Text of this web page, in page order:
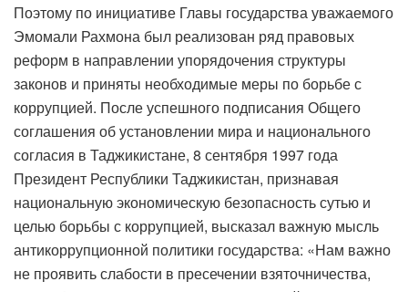
Поэтому по инициативе Главы государства уважаемого
Эмомали Рахмона был реализован ряд правовых
реформ в направлении упорядочения структуры
законов и приняты необходимые меры по борьбе с
коррупцией. После успешного подписания Общего
соглашения об установлении мира и национального
согласия в Таджикистане, 8 сентября 1997 года
Президент Республики Таджикистан, признавая
национальную экономическую безопасность сутью и
целью борьбы с коррупцией, высказал важную мысль
антикоррупционной политики государства: «Нам важно
не проявить слабости в пресечении взяточничества,